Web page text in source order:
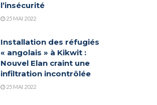
l’insécurité
25 MAI 2022
Installation des réfugiés
« angolais » à Kikwit :
Nouvel Elan craint une
infiltration incontrôlée
25 MAI 2022